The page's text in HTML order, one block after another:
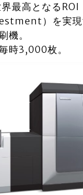
最高となるROI
）を実現
機。
時3,000枚。